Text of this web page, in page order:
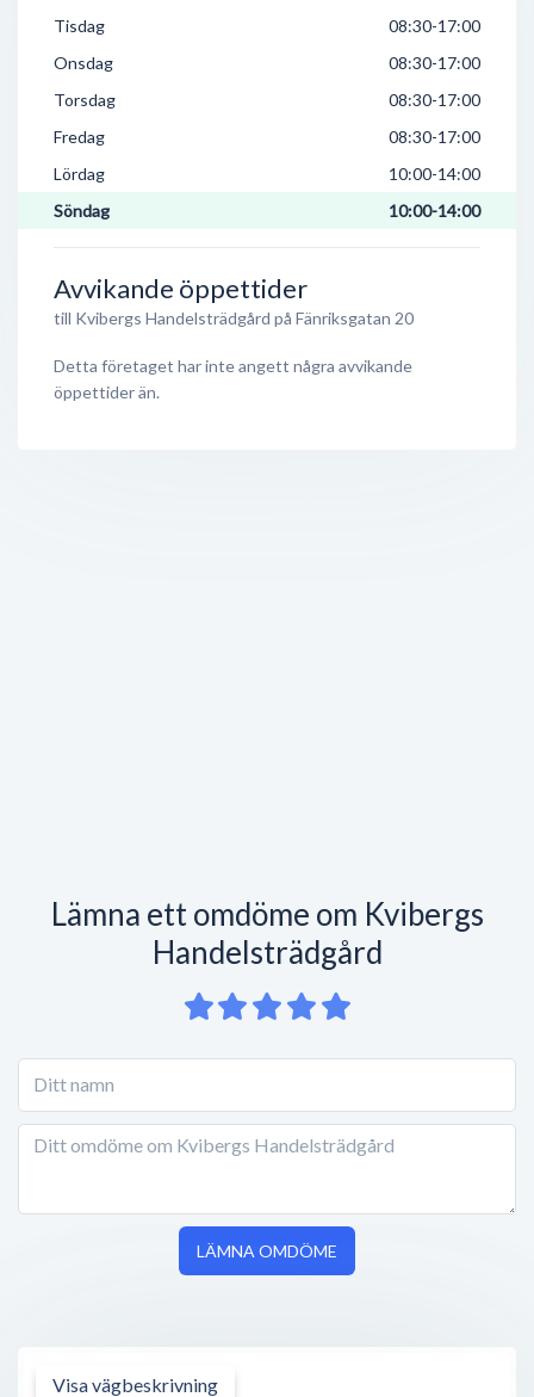
Tisdag
08:30-17:00
Onsdag
08:30-17:00
Torsdag
08:30-17:00
Fredag
08:30-17:00
Lördag
10:00-14:00
Söndag
10:00-14:00
Avvikande öppettider
till Kvibergs Handelsträdgård på Fänriksgatan 20
Detta företaget har inte angett några avvikande
öppettider än.
Lämna ett omdöme om Kvibergs
Handelsträdgård
LÄMNA OMDÖME
Visa vägbeskrivning